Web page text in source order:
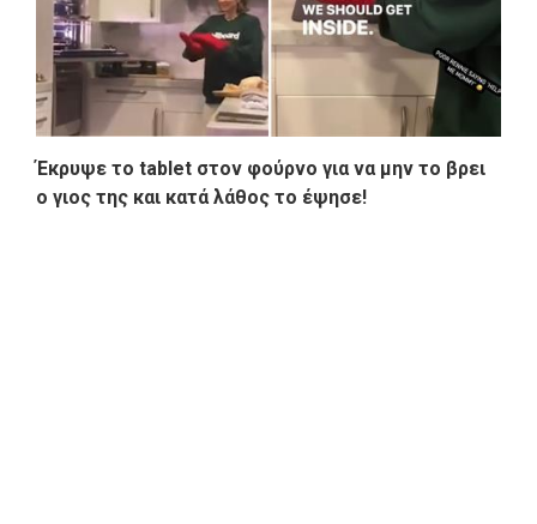
Έκρυψε το tablet στον φούρνο για να μην το βρει
ο γιος της και κατά λάθος το έψησε!